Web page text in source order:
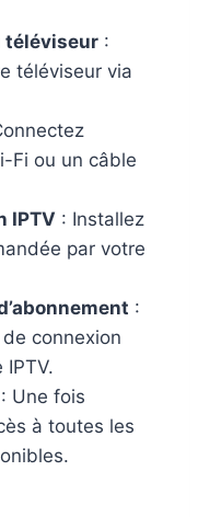
téléviseur :
téléviseur via
Fi ou un câble
IPTV : Installez
par votre
:
connexion
: Une fois
à toutes les